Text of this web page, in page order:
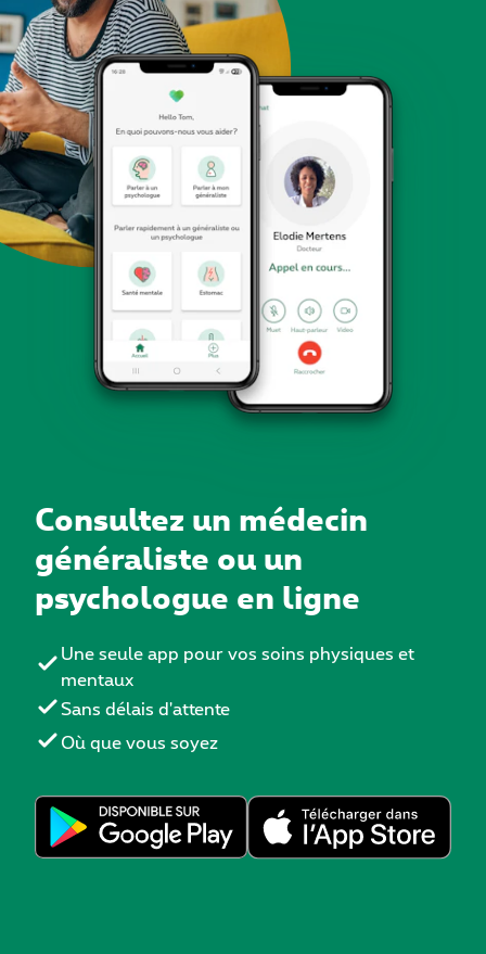
Consultez un médecin
généraliste ou un
psychologue en ligne
Une seule app pour vos soins physiques et
mentaux
Sans délais d'attente
Où que vous soyez